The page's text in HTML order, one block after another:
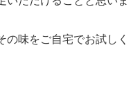
味をご自宅でお試しく